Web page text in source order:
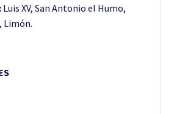
Luis XV, San Antonio el Humo,
Limón.